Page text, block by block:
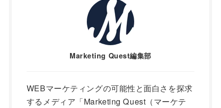
Marketing Quest編集部
WEBマーケティングの可能性と面白さを探求
するメディア「Marketing Quest（マーケテ